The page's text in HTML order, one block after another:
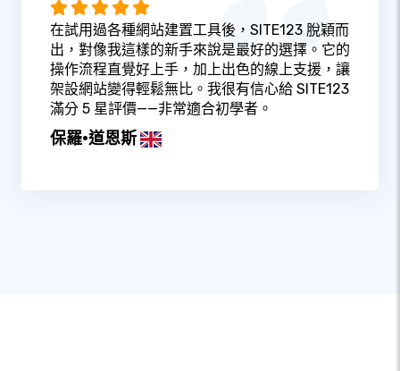
在試用過各種網站建置工具後，SITE123 脫穎而
出，對像我這樣的新手來說是最好的選擇。它的
操作流程直覺好上手，加上出色的線上支援，讓
架設網站變得輕鬆無比。我很有信心給 SITE123
滿分 5 星評價——非常適合初學者。
保羅·道恩斯